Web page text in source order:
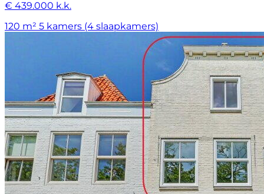
€ 439.000 k.k.
120 m² 5 kamers (4 slaapkamers)